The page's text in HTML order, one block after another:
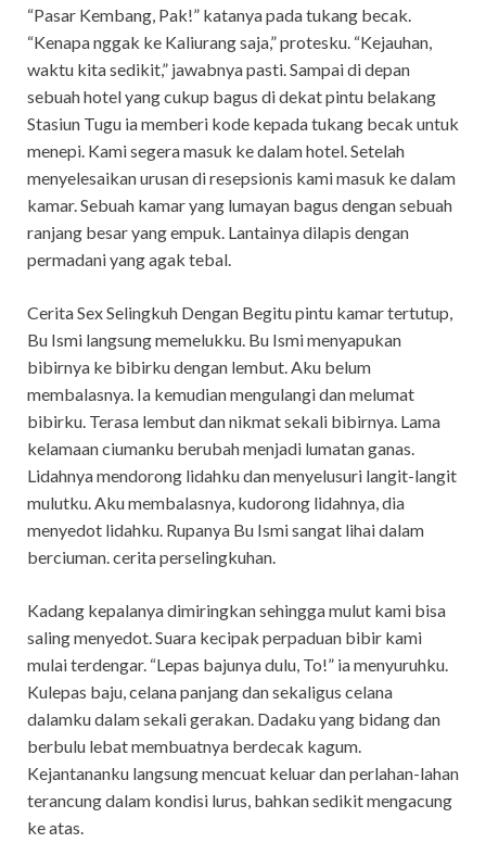
“Pasar Kembang, Pak!” katanya pada tukang becak.
“Kenapa nggak ke Kaliurang saja,” protesku. “Kejauhan,
waktu kita sedikit,” jawabnya pasti. Sampai di depan
sebuah hotel yang cukup bagus di dekat pintu belakang
Stasiun Tugu ia memberi kode kepada tukang becak untuk
menepi. Kami segera masuk ke dalam hotel. Setelah
menyelesaikan urusan di resepsionis kami masuk ke dalam
kamar. Sebuah kamar yang lumayan bagus dengan sebuah
ranjang besar yang empuk. Lantainya dilapis dengan
permadani yang agak tebal.
Cerita Sex Selingkuh Dengan Begitu pintu kamar tertutup,
Bu Ismi langsung memelukku. Bu Ismi menyapukan
bibirnya ke bibirku dengan lembut. Aku belum
membalasnya. Ia kemudian mengulangi dan melumat
bibirku. Terasa lembut dan nikmat sekali bibirnya. Lama
kelamaan ciumanku berubah menjadi lumatan ganas.
Lidahnya mendorong lidahku dan menyelusuri langit-langit
mulutku. Aku membalasnya, kudorong lidahnya, dia
menyedot lidahku. Rupanya Bu Ismi sangat lihai dalam
berciuman. cerita perselingkuhan.
Kadang kepalanya dimiringkan sehingga mulut kami bisa
saling menyedot. Suara kecipak perpaduan bibir kami
mulai terdengar. “Lepas bajunya dulu, To!” ia menyuruhku.
Kulepas baju, celana panjang dan sekaligus celana
dalamku dalam sekali gerakan. Dadaku yang bidang dan
berbulu lebat membuatnya berdecak kagum.
Kejantananku langsung mencuat keluar dan perlahan-lahan
terancung dalam kondisi lurus, bahkan sedikit mengacung
ke atas.